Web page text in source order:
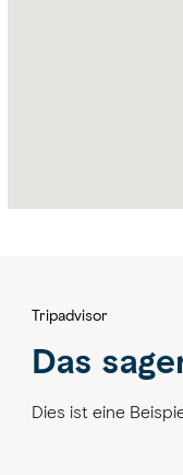
Tripadvisor
Das
Dies ist eine